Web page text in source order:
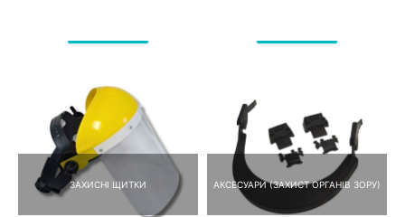
ЗАХИСНІ ЩИТКИ АКСЕСУАРИ (ЗАХИСТ ОРГАНІВ ЗОРУ)